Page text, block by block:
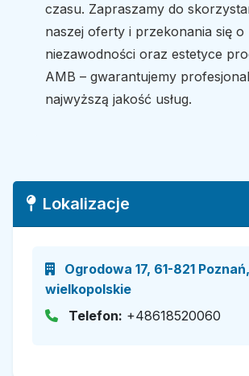
czasu. Zapraszamy do
naszej oferty i przekonania się o
niezawodności oraz estetyce
AMB – gwarantujemy
najwyższą jakość usług.
Lokalizacje
Ogrodowa 17, 61-821 Poznań,
wielkopolskie
Telefon: +48618520060